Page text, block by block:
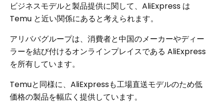
ビジネスモデルと製品提供に関して、AliExpress は
Temu と近い関係にあると考えられます。
アリババグループは、消費者と中国のメーカーやディー
ラーを結び付けるオンラインプレイスである AliExpress
を所有しています。
Temuと同様に、AliExpressも工場直送モデルのため低
価格の製品を幅広く提供しています。